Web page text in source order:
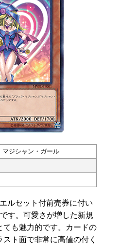
マジシャン・ガール
ルセット付前売券に付い
す。可愛さが増した新規
ても魅力的です。カードの
ト面で非常に高値の付く